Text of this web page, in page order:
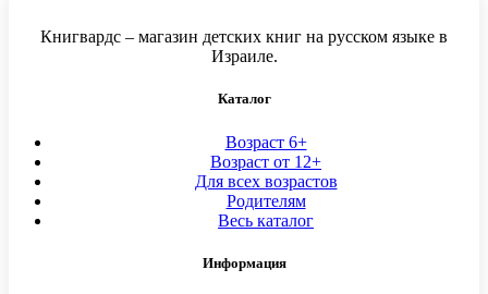
Книгвардс – магазин детских книг на русском языке в
Израиле.
Каталог
Возраст 6+
Возраст от 12+
Для всех возрастов
Родителям
Весь каталог
Информация